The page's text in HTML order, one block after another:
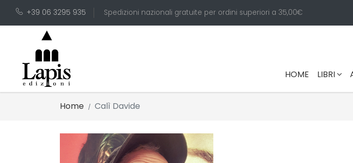
+39 06 3295 935 Spedizioni nazionali gratuite per ordini superiori a 35,00€
HOME (CURRENT)
LIBRI
Home Calì Davide